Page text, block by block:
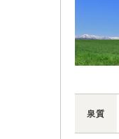
泉質